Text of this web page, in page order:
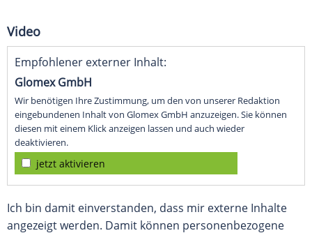
Video
Empfohlener externer Inhalt:
Glomex GmbH
Wir benötigen Ihre Zustimmung, um den von unserer Redaktion
eingebundenen Inhalt von Glomex GmbH anzuzeigen. Sie können
diesen mit einem Klick anzeigen lassen und auch wieder
deaktivieren.
jetzt aktivieren
Ich bin damit einverstanden, dass mir externe Inhalte
angezeigt werden. Damit können personenbezogene